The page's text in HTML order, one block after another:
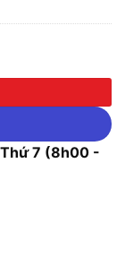
- 0.6/1KV số
Thứ 7 (8h00 -